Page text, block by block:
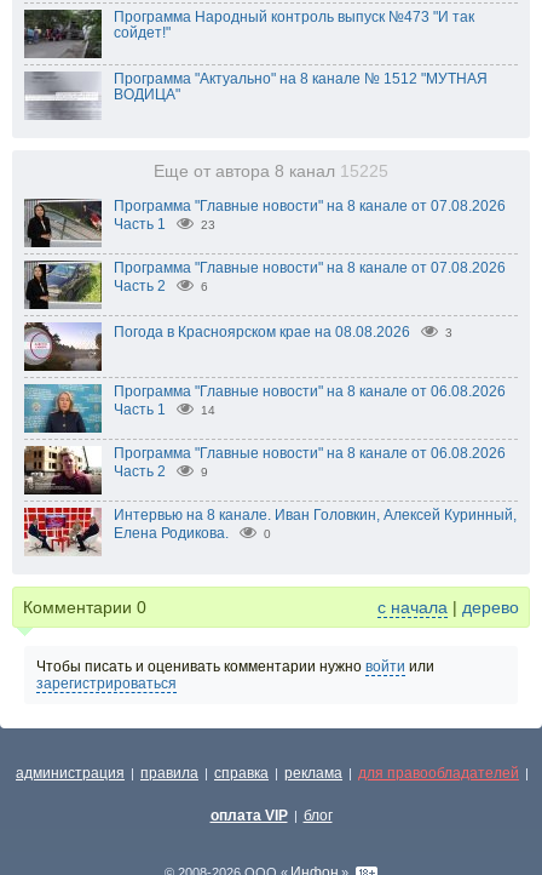
Программа Народный контроль выпуск №473 "И так
сойдет!"
Программа "Актуально" на 8 канале № 1512 "МУТНАЯ
ВОДИЦА"
Еще от автора 8 канал 15225
Программа "Главные новости" на 8 канале от 07.08.2026
Часть 1
23
Программа "Главные новости" на 8 канале от 07.08.2026
Часть 2
6
Погода в Красноярском крае на 08.08.2026 3
Программа "Главные новости" на 8 канале от 06.08.2026
Часть 1
14
Программа "Главные новости" на 8 канале от 06.08.2026
Часть 2
9
Интервью на 8 канале. Иван Головкин, Алексей Куринный,
Елена Родикова.
0
Комментарии 0 с начала | дерево
Чтобы писать и оценивать комментарии нужно войти или
зарегистрироваться
администрация | правила | справка | реклама | для правообладателей |
оплата VIP | блог